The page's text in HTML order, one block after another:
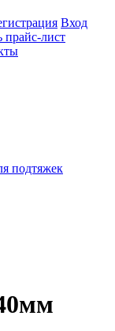
Вход
прайс-лист
подтяжек